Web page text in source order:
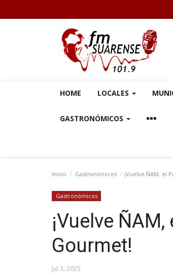
HOME LOCALES
GASTRONÓMICOS
Inicio Gastronómicos ¡Vuelve ÑAM, el
Gastronómicos
¡Vuelve
Gourmet!
Jul 3, 2025